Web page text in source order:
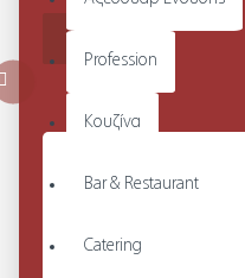
Profession
Κουζίνα
Bar & Restaurant
Catering
ΚΑΛΆΘΙ